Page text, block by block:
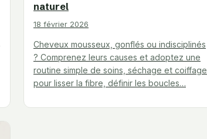
naturel
18 février 2026
Cheveux mousseux, gonflés ou indisciplinés
? Comprenez leurs causes et adoptez une
routine simple de soins, séchage et coiffage
pour lisser la fibre, définir les boucles…